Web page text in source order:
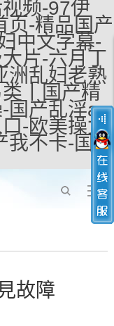
频-97伊
页-精品国产
中文字幕-
片-六月丁
洲乱妇老熟
丨国产精
国产乱淫av
-欧美操女
我不卡-国产
故障